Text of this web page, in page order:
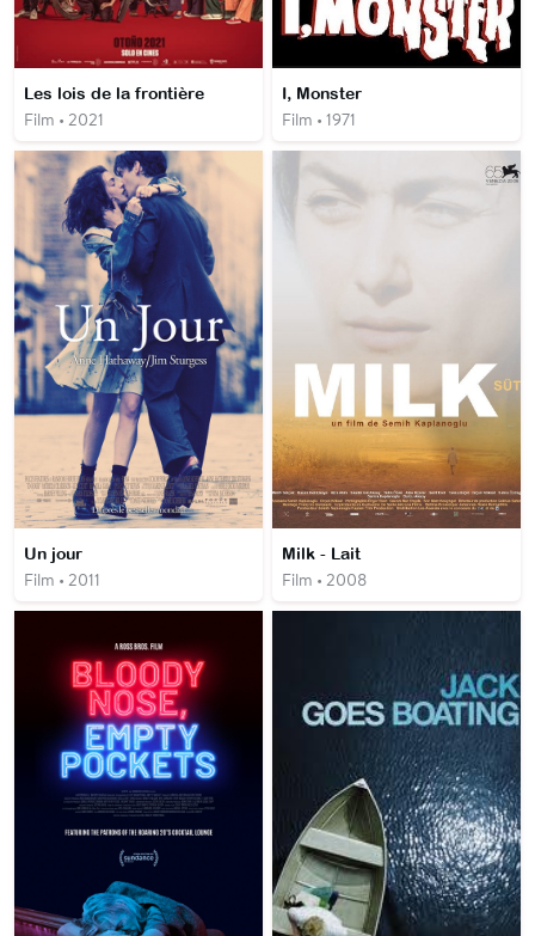
Les lois de la frontière
Film • 2021
I, Monster
Film • 1971
Un jour
Film • 2011
Milk - Lait
Film • 2008